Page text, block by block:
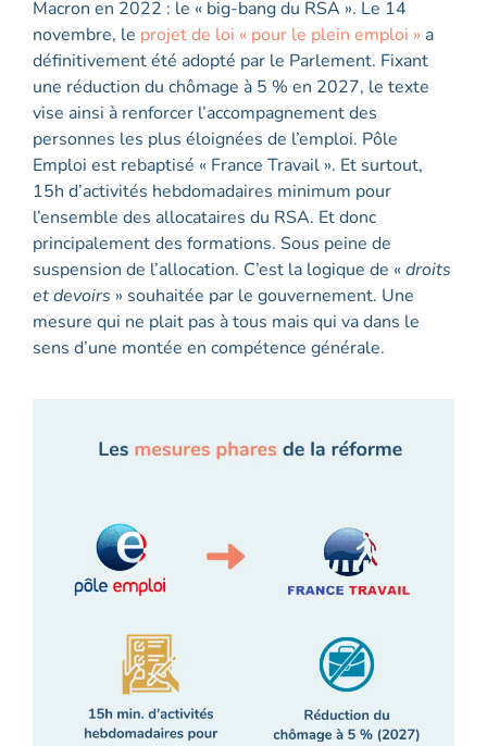
Macron en 2022 : le « big-bang du RSA ». Le 14
novembre, le projet de loi « pour le plein emploi » a
définitivement été adopté par le Parlement. Fixant
une réduction du chômage à 5 % en 2027, le texte
vise ainsi à renforcer l’accompagnement des
personnes les plus éloignées de l’emploi. Pôle
Emploi est rebaptisé « France Travail ». Et surtout,
15h d’activités hebdomadaires minimum pour
l’ensemble des allocataires du RSA. Et donc
principalement des formations. Sous peine de
suspension de l’allocation. C’est la logique de « droits
et devoirs » souhaitée par le gouvernement. Une
mesure qui ne plait pas à tous mais qui va dans le
sens d’une montée en compétence générale.